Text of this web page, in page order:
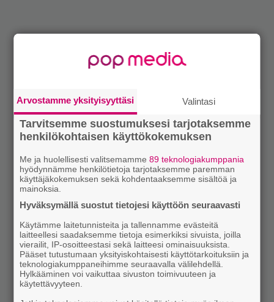
Arvostamme yksityisyyttäsi Valintasi
Tarvitsemme suostumuksesi tarjotaksemme
henkilökohtaisen käyttökokemuksen
Me ja huolellisesti valitsemamme89 teknologiakumppania
hyödynnämme henkilötietoja tarjotaksemme paremman
käyttäjäkokemuksen sekä kohdentaaksemme sisältöä ja
mainoksia.
Hyväksymällä suostut tietojesi käyttöön seuraavasti
Käytämme laitetunnisteita ja tallennamme evästeitä
laitteellesi saadaksemme tietoja esimerkiksi sivuista, joilla
vierailit, IP-osoitteestasi sekä laitteesi ominaisuuksista.
Pääset tutustumaan yksityiskohtaisesti käyttötarkoituksiin ja
teknologiakumppaneihimme seuraavalla välilehdellä.
Hylkääminen voi vaikuttaa sivuston toimivuuteen ja
käytettävyyteen.